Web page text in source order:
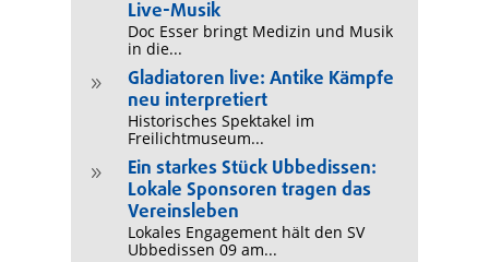
Live-Musik
Doc Esser bringt Medizin und Musik
in die...
9
Gladiatoren live: Antike Kämpfe
neu interpretiert
Historisches Spektakel im
Freilichtmuseum...
9
Ein starkes Stück Ubbedissen:
Lokale Sponsoren tragen das
Vereinsleben
Lokales Engagement hält den SV
Ubbedissen 09 am...